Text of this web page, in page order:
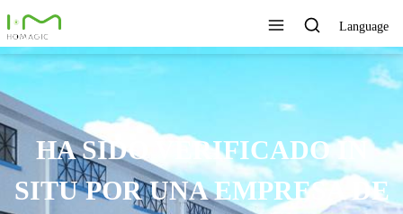
Language
HA SIDO VERIFICADO IN
SITU POR UNA EMPRESA DE